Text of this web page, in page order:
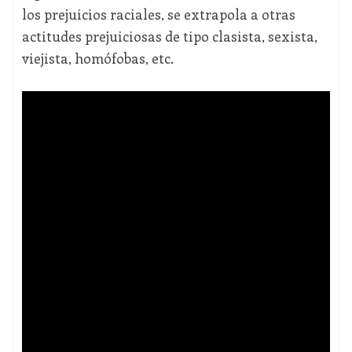
los prejuicios raciales, se extrapola a otras
actitudes prejuiciosas de tipo clasista, sexista,
viejista, homófobas, etc.